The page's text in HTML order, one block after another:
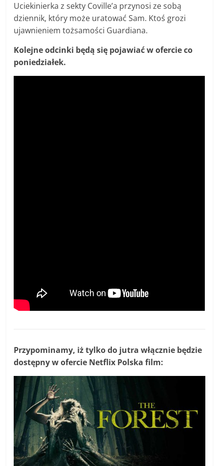
Uciekinierka z sekty Coville’a przynosi ze sobą
dziennik, który może uratować Sam. Ktoś grozi
ujawnieniem tożsamości Guardiana.
Kolejne odcinki będą się pojawiać w ofercie co
poniedziałek.
Przypominamy, iż tylko do jutra włącznie będzie
dostępny w ofercie Netflix Polska film: